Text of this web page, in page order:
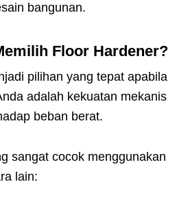
bangunan.
Floor Hardener?
pilihan yang tepat apabila
adalah kekuatan mekanis
beban berat.
sangat cocok menggunakan
lain: